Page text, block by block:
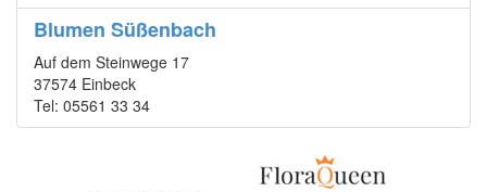
Blumen Süßenbach
Auf dem Steinwege 17
37574 Einbeck
Tel: 05561 33 34